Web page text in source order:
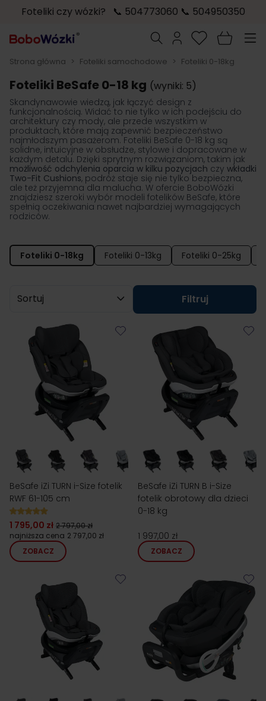
Foteliki czy wózki? 📞 504773060 📞 504950350
Szukaj
Strona główna > Foteliki samochodowe > Foteliki 0-18kg
Foteliki BeSafe 0-18 kg (wyniki: 5)
Skandynawowie wiedzą, jak łączyć design z
funkcjonalnością. Widać to nie tylko w ich podejściu do
architektury czy mody, ale przede wszystkim w
produktach, które mają zapewnić bezpieczeństwo
najmłodszym pasażerom. Foteliki BeSafe 0-18 kg są
solidne, intuicyjne w obsłudze, stylowe i dopracowane w
każdym detalu. Dzięki sprytnym rozwiązaniom, takim jak
możliwość odchylenia oparcia w kilku pozycjach czy wkładki
Two-Fit Cushions, podróż staje się nie tylko bezpieczna,
ale też przyjemna dla malucha. W ofercie BoboWózki
znajdziesz szeroki wybór modeli fotelików BeSafe, które
spełnią oczekiwania nawet najbardziej wymagających
rodziców.
Foteliki 0-18kg Foteliki 0-13kg Foteliki 0-25kg
Sortuj wg
Filtruj
BeSafe iZi TURN i-Size fotelik
RWF 61-105 cm
1 795,00 zł 2 797,00 zł
najniższa cena 2 797,00 zł
ZOBACZ
BeSafe iZi TURN B i-Size
fotelik obrotowy dla dzieci
0-18 kg
1 997,00 zł
ZOBACZ